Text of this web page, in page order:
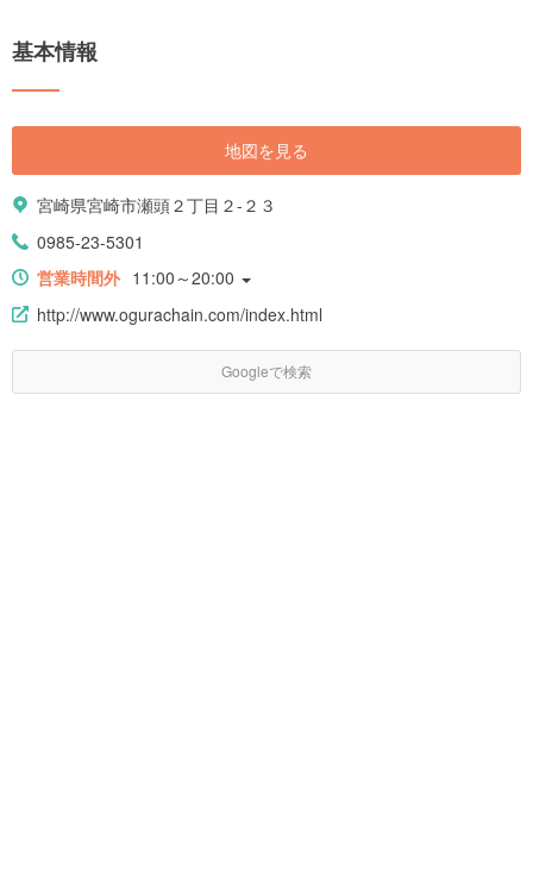
基本情報
地図を見る
宮崎県宮崎市瀬頭２丁目２-２３
0985-23-5301
営業時間外 11:00～20:00
http://www.ogurachain.com/index.html
Googleで検索